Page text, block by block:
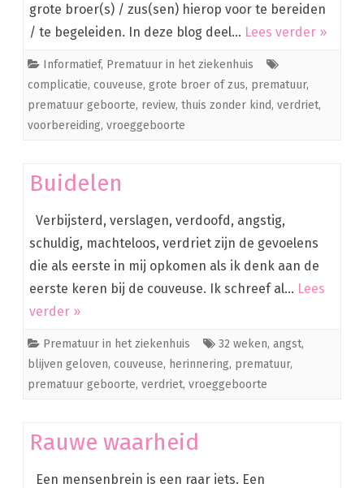
grote broer(s) / zus(sen) hierop voor te bereiden
/ te begeleiden. In deze blog deel… Lees verder »
Informatief, Prematuur in het ziekenhuis
complicatie, couveuse, grote broer of zus, prematuur,
prematuur geboorte, review, thuis zonder kind, verdriet,
voorbereiding, vroeggeboorte
Buidelen
Verbijsterd, verslagen, verdoofd, angstig,
schuldig, machteloos, verdriet zijn de gevoelens
die als eerste in mij opkomen als ik denk aan de
eerste keren bij de couveuse. Ik schreef al… Lees
verder »
Prematuur in het ziekenhuis 32 weken, angst,
blijven geloven, couveuse, herinnering, prematuur,
prematuur geboorte, verdriet, vroeggeboorte
Rauwe waarheid
Een mensenbrein is een raar iets. Een